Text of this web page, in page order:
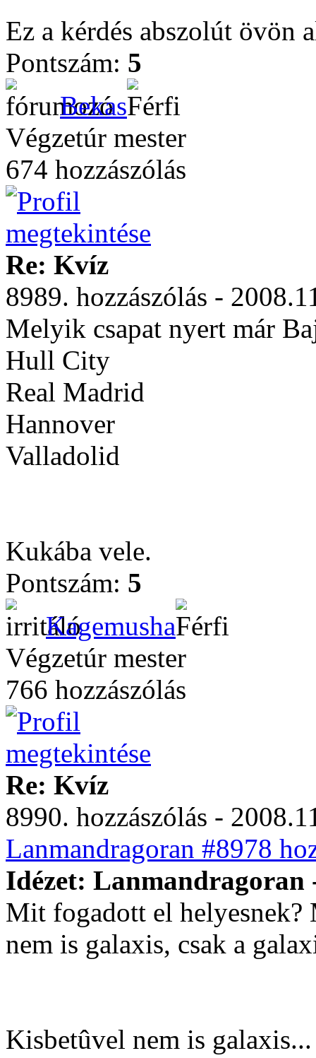
Ez a kérdés abszolút
Pontszám: 5
Bekas
Végzetúr mester
674 hozzászólás
Re: Kvíz
8989. hozzászólás -
Melyik csapat nyert már
Hull City
Real Madrid
Hannover
Valladolid
Kukába vele.
Pontszám: 5
Kagemusha
Végzetúr mester
766 hozzászólás
Re: Kvíz
8990. hozzászólás -
Lanmandragoran #8978
Idézet: Lanmandragoran
Mit fogadott el helyesnek?
nem is galaxis, csak a
Kisbetûvel nem is galaxis...